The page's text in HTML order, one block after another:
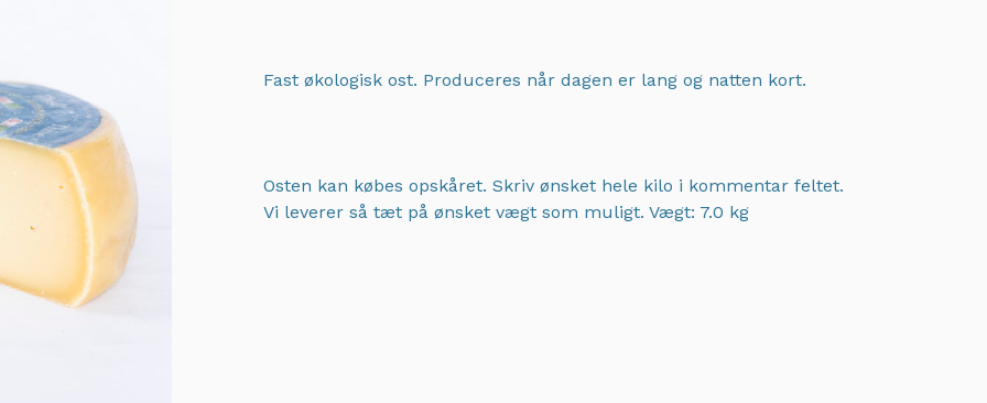
Fast økologisk ost. Produceres når dagen er lang og natten kort.
Osten kan købes opskåret. Skriv ønsket hele kilo i kommentar feltet.
Vi leverer så tæt på ønsket vægt som muligt. Vægt: 7.0 kg